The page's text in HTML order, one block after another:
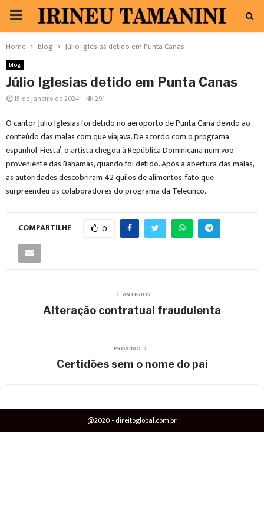
PRIMARY
MENU
Home blog Júlio Iglesias detido em Punta Canas
blog
Júlio Iglesias detido em Punta Canas
15 de janeiro de 2024 291
O cantor Julio Iglesias foi detido no aeroporto de Punta Cana devido ao
conteúdo das malas com que viajava. De acordo com o programa
espanhol ‘Fiesta’, o artista chegou à República Dominicana num voo
proveniente das Bahamas, quando foi detido. Após a abertura das malas,
as autoridades descobriram 42 quilos de alimentos, fato que
surpreendeu os colaboradores do programa da Telecinco.
COMPARTILHE 0
ANTERIOR
Alteração contratual fraudulenta
PRÓXIMO
Certidões sem o nome do pai
@2020 - direitoglobal.com.br